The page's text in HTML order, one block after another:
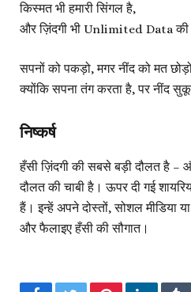
किस्मत भी हमारी सिंगल है,
और ज़िंदगी भी Unlimited Data की
सपनों को पकड़ो, मगर नींद को मत
क्योंकि सपना तंग करता है, पर नींद
निष्कर्ष
हँसी ज़िंदगी की सबसे बड़ी दौलत है –
दौलत की चाबी है। ऊपर दी गई
हैं। इन्हें अपने दोस्तों, सोशल मीडिया
और फैलाइए हँसी की सौगात।